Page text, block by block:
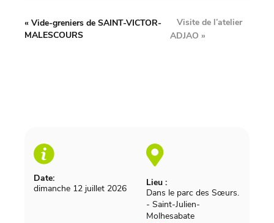
Date:
dimanche 12 juillet 2026
Lieu :
Dans le parc des Sœurs.
- Saint-Julien-
Molhesabate
« Vide-greniers de SAINT-VICTOR-
MALESCOURS
Visite de l’atelier
ADJAO»